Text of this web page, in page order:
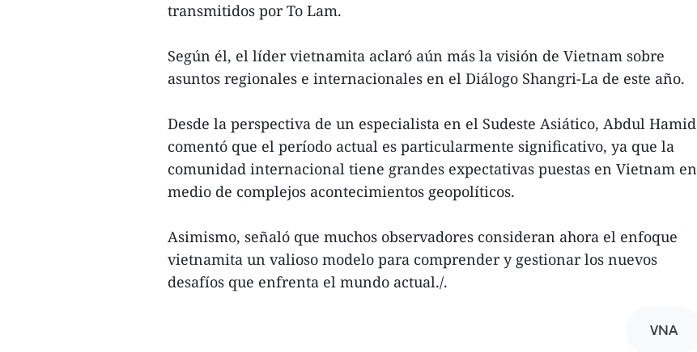
transmitidos por To Lam.
Según él, el líder vietnamita aclaró aún más la visión de Vietnam sobre
asuntos regionales e internacionales en el Diálogo Shangri-La de este año.
Desde la perspectiva de un especialista en el Sudeste Asiático, Abdul Hamid
comentó que el período actual es particularmente significativo, ya que la
comunidad internacional tiene grandes expectativas puestas en Vietnam en
medio de complejos acontecimientos geopolíticos.
Asimismo, señaló que muchos observadores consideran ahora el enfoque
vietnamita un valioso modelo para comprender y gestionar los nuevos
desafíos que enfrenta el mundo actual./.
VNA